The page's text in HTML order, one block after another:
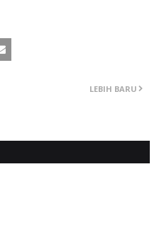
LEBIH BARU